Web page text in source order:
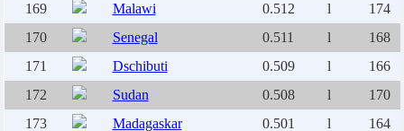
169
Malawi 0.512 l
174
170
Senegal 0.511 l
168
171
Dschibuti 0.509 l
166
172
Sudan 0.508 l
170
173
Madagaskar 0.501 l
164